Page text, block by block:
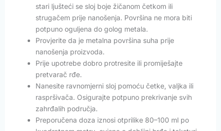
stari ljušteći se sloj boje žičanom četkom ili
strugačem prije nanošenja. Površina ne mora biti
potpuno oguljena do golog metala.
Provjerite da je metalna površina suha prije
nanošenja proizvoda.
Prije upotrebe dobro protresite ili promiješajte
pretvarač rđe.
Nanesite ravnomjerni sloj pomoću četke, valjka ili
raspršivača. Osigurajte potpuno prekrivanje svih
zahrđalih područja.
Preporučena doza iznosi otprilike 80–100 ml po